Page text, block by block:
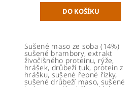
Sušené maso ze soba (14%)
sušené brambory, extrakt
živočišného proteinu, rýže,
hrášek, drůbeží tuk, protein z
hrášku, sušené řepné řízky,
sušené drůbeží maso, sušené